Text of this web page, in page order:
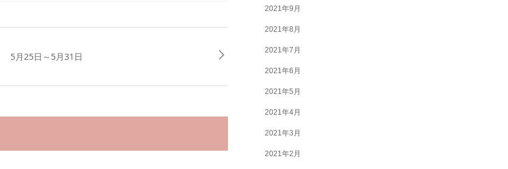
5月25日～5月31日
2021年9月
2021年8月
2021年7月
2021年6月
2021年5月
2021年4月
2021年3月
2021年2月